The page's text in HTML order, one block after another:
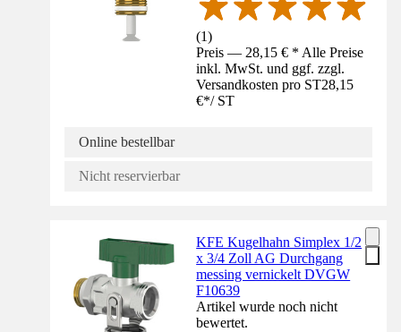
(1)
Preis — 28,15 € * Alle Preise
inkl. MwSt. und ggf. zzgl.
Versandkosten pro ST28,15
€*/ ST
Online bestellbar
Nicht reservierbar
KFE Kugelhahn Simplex 1/2
x 3/4 Zoll AG Durchgang
messing vernickelt DVGW
F10639
Artikel wurde noch nicht
bewertet.